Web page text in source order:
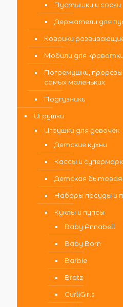
Пустышки и соски
Держатели для
Коврики
Мобили для кроватки
Погремушки,
самых маленьких
Подгузники
Игрушки
Игрушки для девочек
Детские кухни
Кассы и
Детская бытовая
Наборы посуды и
Куклы и пупсы
Baby Annabell
Baby Born
Barbie
Bratz
CurliGirls